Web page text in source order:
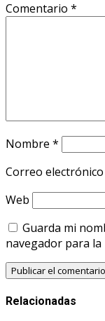
Comentario *
Nombre *
Correo electrónico
Web
Guarda mi
navegador para la
Relacionadas